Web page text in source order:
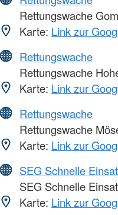
Rettungswache
Karte: Link zur
Rettungswache
Rettungswache
Karte: Link zur
Rettungswache
Rettungswache
Karte: Link zur
SEG Schnelle
SEG Schnelle
Karte: Link zur